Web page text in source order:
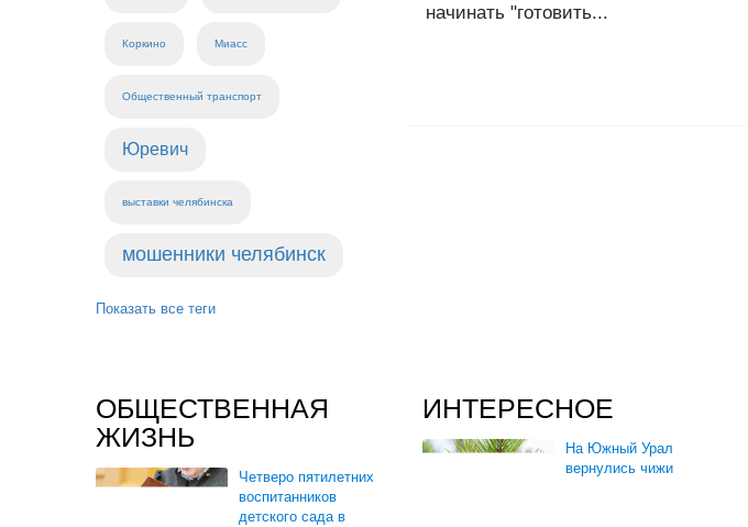
Коркино Миасс
Общественный транспорт
Юревич
выставки челябинска
мошенники челябинск
Показать все теги
начинать "готовить...
ОБЩЕСТВЕННАЯ
ЖИЗНЬ
Четверо пятилетних
воспитанников
детского сада в
ИНТЕРЕСНОЕ
На Южный Урал
вернулись чижи